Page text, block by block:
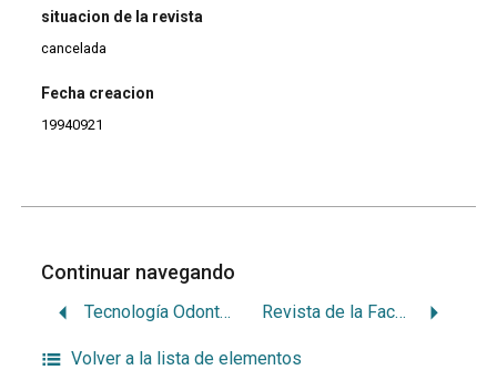
situacion de la revista
cancelada
Fecha creacion
19940921
Continuar navegando
Tecnología Odontológica Revista de la Facultad de Odontología
Volver a la lista de elementos